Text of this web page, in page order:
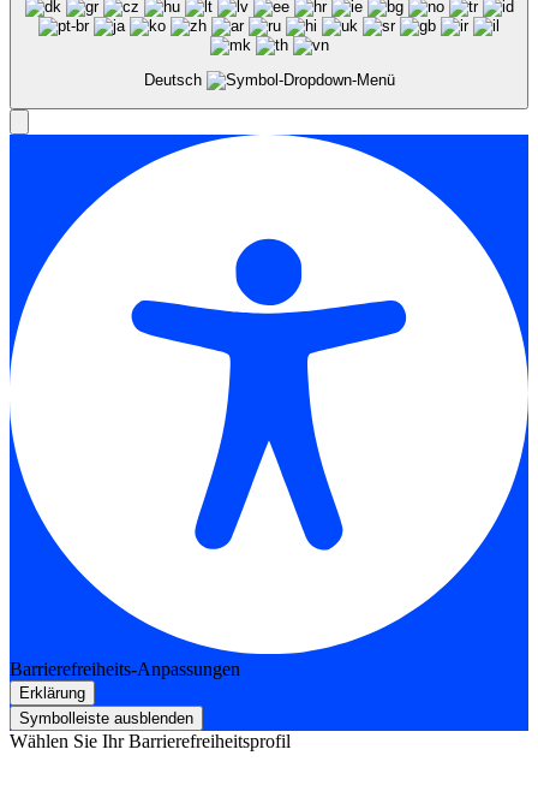
Deutsch
Barrierefreiheits-Anpassungen
Erklärung
Symbolleiste ausblenden
Wählen Sie Ihr Barrierefreiheitsprofil